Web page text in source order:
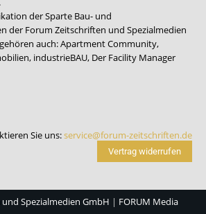
der Sparte Bau- und
der Forum Zeitschriften und Spezialmedien
auch:Apartment Community,
, industrieBAU, Der Facility Manager
Sie uns:service@forum-zeitschriften.de
Vertrag widerrufen
Spezialmedien GmbH | FORUM Media